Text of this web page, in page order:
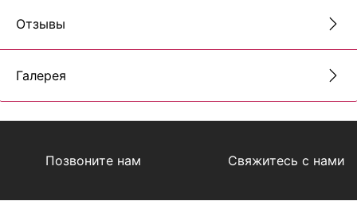
Отзывы
Галерея
Позвоните нам Свяжитесь с нами